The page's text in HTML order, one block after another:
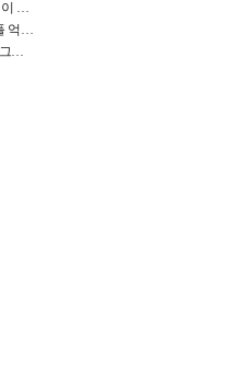
44kg 송가인 “비가 오나 눈이 오나” 매일 이 운동, 허벅지 근육량 상승+체지방 감소
“연예인 걱정 NO” 김승현, 가난팔이 악플 억울할만‥아내+딸과 日 여행
재혼 강성연 ♥2살 연하 의사남편 누구? ‘그알’ 자문의에 훈남 비주얼 초엘리트 스펙 [종합]